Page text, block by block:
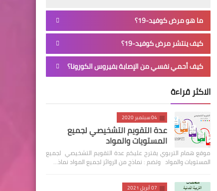
ما هو مرض كوفيد-19؟
كيف ينتشر مرض كوفيد-19؟
كيف أحمي نفسي من الإصابة بفيروس الكورونا؟
الاكثر قراءة
04 سبتمبر 2020
عدة التقويم التشخيصي لجميع
المستويات والمواد
موقع همام التربوي يقترح عليكم عدة التقويم التشخيصي لجميع
المستويات والمواد وتضم : نماذج من الروائز لجميع المواد نماذ…
07 أبريل 2021